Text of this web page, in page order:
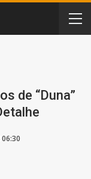
de “Duna”